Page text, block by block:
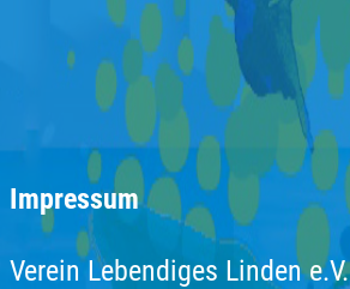
Impressum
Verein Lebendiges Linden e.V.